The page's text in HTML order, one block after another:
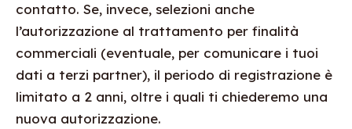
contatto. Se, invece, selezioni anche
l’autorizzazione al trattamento per finalità
commerciali (eventuale, per comunicare i tuoi
dati a terzi partner), il periodo di registrazione è
limitato a 2 anni, oltre i quali ti chiederemo una
nuova autorizzazione.